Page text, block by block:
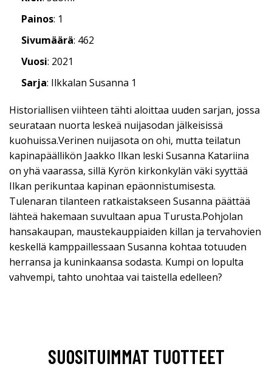
Painos: 1
Sivumäärä: 462
Vuosi: 2021
Sarja: Ilkkalan Susanna 1
Historiallisen viihteen tähti aloittaa uuden sarjan, jossa
seurataan nuorta leskeä nuijasodan jälkeisissä
kuohuissa.Verinen nuijasota on ohi, mutta teilatun
kapinapäällikön Jaakko Ilkan leski Susanna Katariina
on yhä vaarassa, sillä Kyrön kirkonkylän väki syyttää
Ilkan perikuntaa kapinan epäonnistumisesta.
Tulenaran tilanteen ratkaistakseen Susanna päättää
lähteä hakemaan suvultaan apua Turusta.Pohjolan
hansakaupan, maustekauppiaiden killan ja tervahovien
keskellä kamppaillessaan Susanna kohtaa totuuden
herransa ja kuninkaansa sodasta. Kumpi on lopulta
vahvempi, tahto unohtaa vai taistella edelleen?
SUOSITUIMMAT TUOTTEET